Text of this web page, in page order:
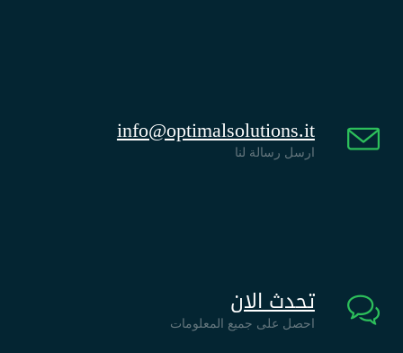
info@optimalsolutions.it
ارسل رسالة لنا
تحدث الان
احصل على جميع المعلومات